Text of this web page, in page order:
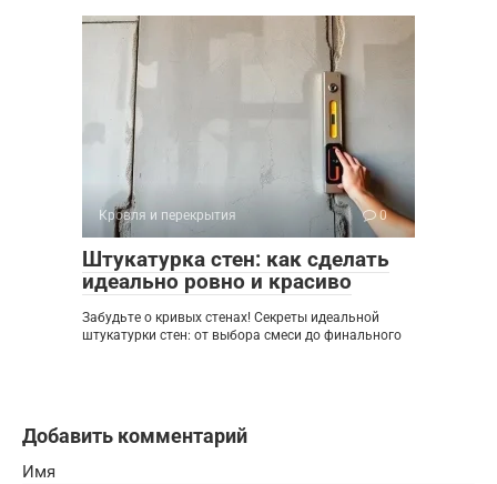
Кровля и перекрытия 0
Штукатурка стен: как сделать
идеально ровно и красиво
Забудьте о кривых стенах! Секреты идеальной
штукатурки стен: от выбора смеси до финального
Добавить комментарий
Имя